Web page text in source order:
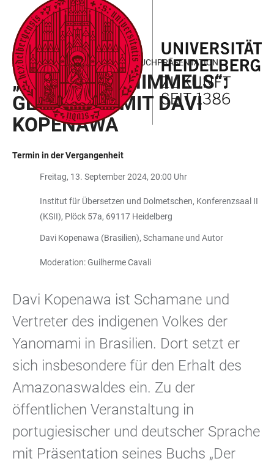
LINKS
ZUR
BARRIEREFREIHEIT
ZUM
HAUPTINHALT
HAUPTNAVIGATION
ÖFFNEN
WEBSEITENSUCHE
ÖFFNEN
ÖFFENTLICHER VORTRAG UND BUCHPRÄSENTATION
„STURZ DES HIMMELS“:
GESPRÄCH MIT DAVI
KOPENAWA
Termin in der Vergangenheit
Freitag, 13. September 2024, 20:00 Uhr
Institut für Übersetzen und Dolmetschen, Konferenzsaal II
(KSII), Plöck 57a, 69117 Heidelberg
Davi Kopenawa (Brasilien), Schamane und Autor
Moderation: Guilherme Cavali
Davi Kopenawa ist Schamane und
Vertreter des indigenen Volkes der
Yanomami in Brasilien. Dort setzt er
sich insbesondere für den Erhalt des
Amazonaswaldes ein. Zu der
öffentlichen Veranstaltung in
portugiesischer und deutscher Sprache
mit Präsentation seines Buchs „Der